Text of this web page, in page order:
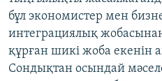
бұл экономистер мен
интеграциялық жобасынан
құрған шикі жоба екенін
Сондықтан осындай